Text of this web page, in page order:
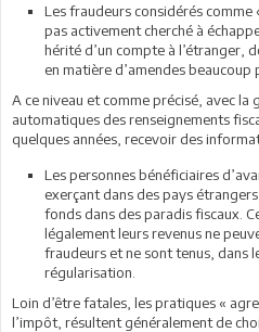
Les fraudeurs considérés comme
pas activement cherché à
hérité d’un compte à l’étranger,
en matière d’amendes beaucoup
A ce niveau et comme précisé, avec la
automatiques des renseignements
quelques années, recevoir des
Les personnes bénéficiaires
exerçant dans des pays
fonds dans des paradis fiscaux.
légalement leurs revenus ne
fraudeurs et ne sont tenus, dans
régularisation.
Loin d’être fatales, les pratiques «
l’impôt, résultent généralement de